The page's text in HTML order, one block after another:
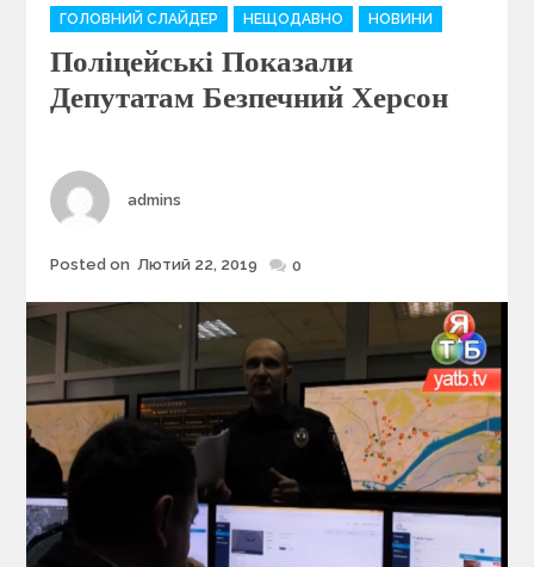
C
a
e
g
i
e
ГОЛОВНИЙ СЛАЙДЕР НЕЩОДАВНО НОВИНИ
Поліцейські Показали
Депутатам Безпечний Херсон
Author
admins
Posted
Posted on Лютий 22, 2019 0